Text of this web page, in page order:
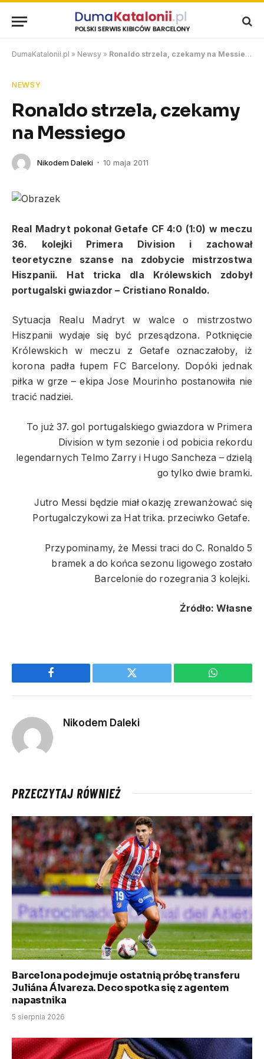
DumaKatalonii.pl » Newsy » Ronaldo strzela, czekamy na Messiego
NEWSY
Ronaldo strzela, czekamy
na Messiego
Nikodem Daleki 10 maja 2011
Real Madryt pokonał Getafe CF 4:0 (1:0) w meczu
36. kolejki Primera Division i zachował
teoretyczne szanse na zdobycie mistrzostwa
Hiszpanii. Hat tricka dla Królewskich zdobył
portugalski gwiazdor – Cristiano Ronaldo.
Sytuacja Realu Madryt w walce o mistrzostwo
Hiszpanii wydaje się być przesądzona. Potknięcie
Królewskich w meczu z Getafe oznaczałoby, iż
korona padła łupem FC Barcelony. Dopóki jednak
piłka w grze – ekipa Jose Mourinho postanowiła nie
tracić nadziei.
To już 37. gol portugalskiego gwiazdora w Primera
Division w tym sezonie i od pobicia rekordu
legendarnych Telmo Zarry i Hugo Sancheza – dzielą
go tylko dwie bramki.
Jutro Messi będzie miał okazję zrewanżować się
Portugalczykowi za Hat trika. przeciwko Getafe.
Przypominamy, że Messi traci do C. Ronaldo 5
bramek a do końca sezonu ligowego zostało
Barcelonie do rozegrania 3 kolejki.
Źródło: Własne
Facebook Twitter WhatsApp
Nikodem Daleki
PRZECZYTAJ RÓWNIEŻ
Barcelona podejmuje ostatnią próbę transferu
Juliána Álvareza. Deco spotka się z agentem
napastnika
5 sierpnia 2026